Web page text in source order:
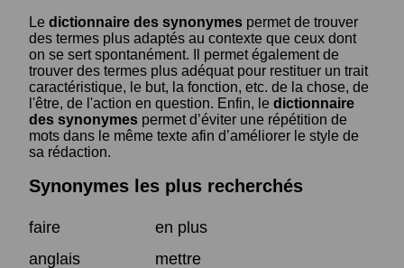
Le dictionnaire des synonymes permet de trouver
des termes plus adaptés au contexte que ceux dont
on se sert spontanément. Il permet également de
trouver des termes plus adéquat pour restituer un trait
caractéristique, le but, la fonction, etc. de la chose, de
l'être, de l'action en question. Enfin, le dictionnaire
des synonymes permet d’éviter une répétition de
mots dans le même texte afin d’améliorer le style de
sa rédaction.
Synonymes les plus recherchés
faire
en plus
anglais
mettre